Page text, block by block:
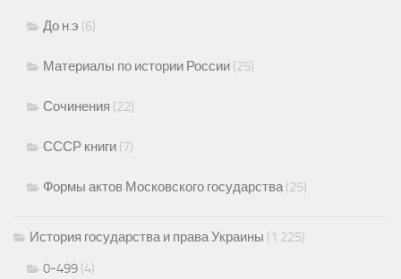
До н.э (6)
Материалы по истории России (25)
Сочинения (22)
СССР книги (7)
Формы актов Московского государства(25)
История государства и права Украины (1 225)
0-499 (4)